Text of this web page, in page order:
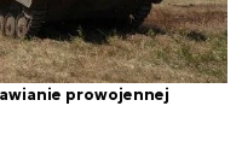
prowojennej